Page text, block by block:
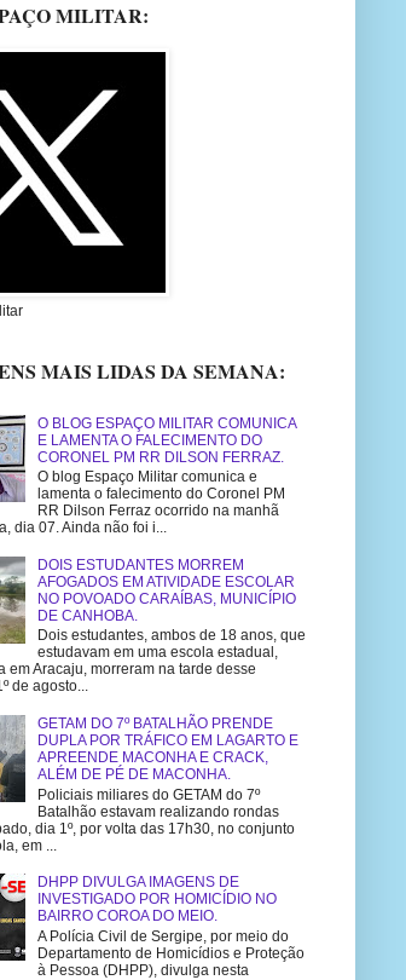
MILITAR:
MAIS LIDAS DA SEMANA:
O BLOG ESPAÇO MILITAR COMUNICA
E LAMENTA O FALECIMENTO DO
CORONEL PM RR DILSON FERRAZ.
O blog Espaço Militar comunica e
lamenta o falecimento do Coronel PM
RR Dilson Ferraz ocorrido na manhã
dia 07. Ainda não foi i...
DOIS ESTUDANTES MORREM
AFOGADOS EM ATIVIDADE ESCOLAR
NO POVOADO CARAÍBAS, MUNICÍPIO
DE CANHOBA.
Dois estudantes, ambos de 18 anos, que
estudavam em uma escola estadual,
em Aracaju, morreram na tarde desse
de agosto...
GETAM DO 7º BATALHÃO PRENDE
DUPLA POR TRÁFICO EM LAGARTO E
APREENDE MACONHA E CRACK,
ALÉM DE PÉ DE MACONHA.
Policiais miliares do GETAM do 7º
Batalhão estavam realizando rondas
dia 1º, por volta das 17h30, no conjunto
em ...
DHPP DIVULGA IMAGENS DE
INVESTIGADO POR HOMICÍDIO NO
BAIRRO COROA DO MEIO.
A Polícia Civil de Sergipe, por meio do
Departamento de Homicídios e Proteção
à Pessoa (DHPP), divulga nesta